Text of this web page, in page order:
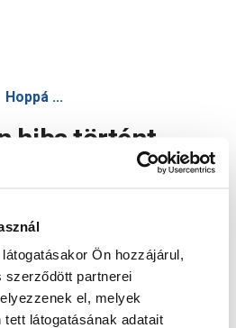
Ön hozzájárul,
szerződött partnerei
el, melyek
látogatásának adatait
Hoppá ...
hiba történt
újratöltése